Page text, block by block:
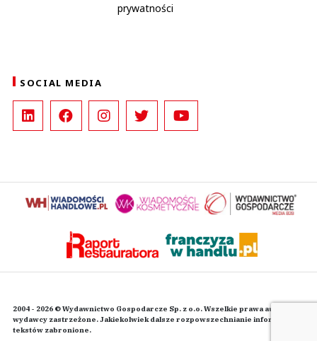
prywatności
SOCIAL MEDIA
2004 - 2026 © Wydawnictwo Gospodarcze Sp. z o.o. Wszelkie prawa autorskie
wydawcy zastrzeżone. Jakiekolwiek dalsze rozpowszechnianie informacji i
tekstów zabronione.